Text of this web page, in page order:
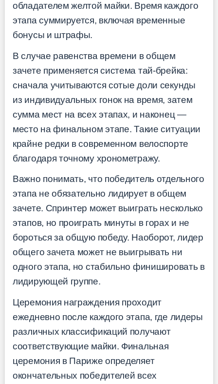
обладателем желтой майки. Время каждого
этапа суммируется, включая временные
бонусы и штрафы.
В случае равенства времени в общем
зачете применяется система тай-брейка:
сначала учитываются сотые доли секунды
из индивидуальных гонок на время, затем
сумма мест на всех этапах, и наконец —
место на финальном этапе. Такие ситуации
крайне редки в современном велоспорте
благодаря точному хронометражу.
Важно понимать, что победитель отдельного
этапа не обязательно лидирует в общем
зачете. Спринтер может выиграть несколько
этапов, но проиграть минуты в горах и не
бороться за общую победу. Наоборот, лидер
общего зачета может не выигрывать ни
одного этапа, но стабильно финишировать в
лидирующей группе.
Церемония награждения проходит
ежедневно после каждого этапа, где лидеры
различных классификаций получают
соответствующие майки. Финальная
церемония в Париже определяет
окончательных победителей всех